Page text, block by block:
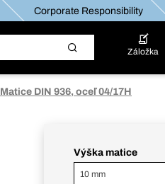
Corporate Responsibility
Záložka
Matice DIN 936, oceľ 04/17H
Výška matice
10 mm